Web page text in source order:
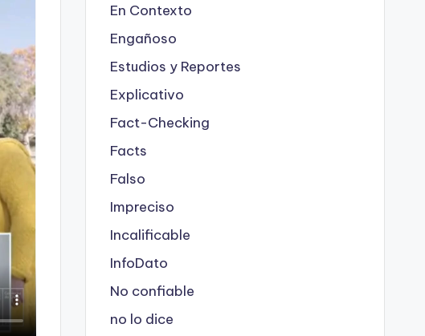
En Contexto
Engañoso
Estudios y Reportes
Explicativo
Fact-Checking
Facts
Falso
Impreciso
Incalificable
InfoDato
No confiable
no lo dice